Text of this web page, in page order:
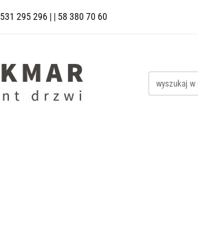
531 295 296 | | 58 380 70 60
Kategorie Drzwi Wejściowe
Strona Główna